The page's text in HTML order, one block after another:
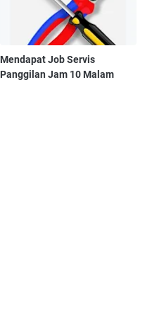
Mendapat Job Servis
Panggilan Jam 10 Malam